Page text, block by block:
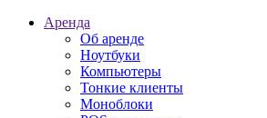
Аренда
Об аренде
Ноутбуки
Компьютеры
Тонкие клиенты
Моноблоки